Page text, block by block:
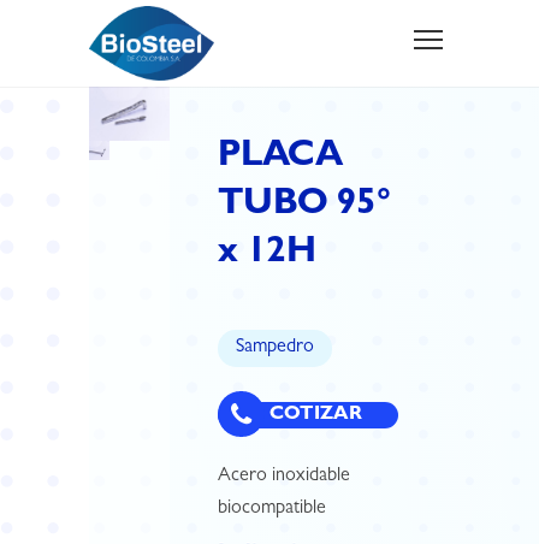
PLACA
TUBO 95°
x 12H
Sampedro
COTIZAR
Acero inoxidable
biocompatible